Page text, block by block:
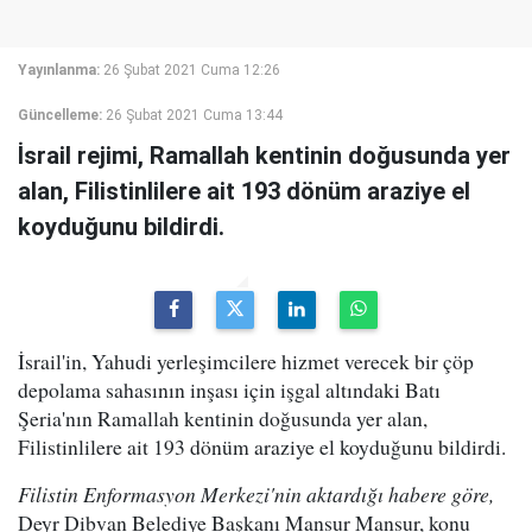
Yayınlanma: 26 Şubat 2021 Cuma 12:26
Güncelleme: 26 Şubat 2021 Cuma 13:44
İsrail rejimi, Ramallah kentinin doğusunda yer
alan, Filistinlilere ait 193 dönüm araziye el
koyduğunu bildirdi.
İsrail'in, Yahudi yerleşimcilere hizmet verecek bir çöp
depolama sahasının inşası için işgal altındaki Batı
Şeria'nın Ramallah kentinin doğusunda yer alan,
Filistinlilere ait 193 dönüm araziye el koyduğunu bildirdi.
Filistin Enformasyon Merkezi'nin aktardığı habere göre,
Deyr Dibvan Belediye Başkanı Mansur Mansur, konu